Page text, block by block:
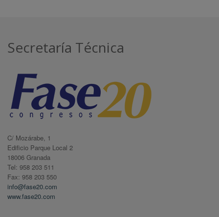
Secretaría Técnica
C/ Mozárabe, 1
Edificio Parque Local 2
18006 Granada
Tel: 958 203 511
Fax: 958 203 550
info@fase20.com
www.fase20.com